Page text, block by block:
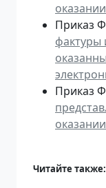
Приказ
фактуры
Приказ
Читайте также: